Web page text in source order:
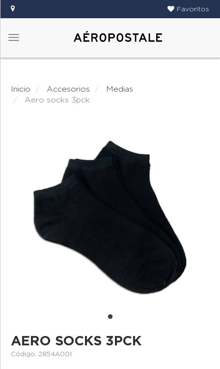
Favoritos
Menú
TIENDAS
Inicio accesorios
medias
aero socks 3pck
AERO SOCKS 3PCK
Código: 2854A001